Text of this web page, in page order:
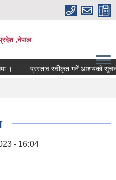
प्रदेश ,नेपाल
प्रस्ताव स्वीकृत गर्ने आशयको सूचना
- 16:04